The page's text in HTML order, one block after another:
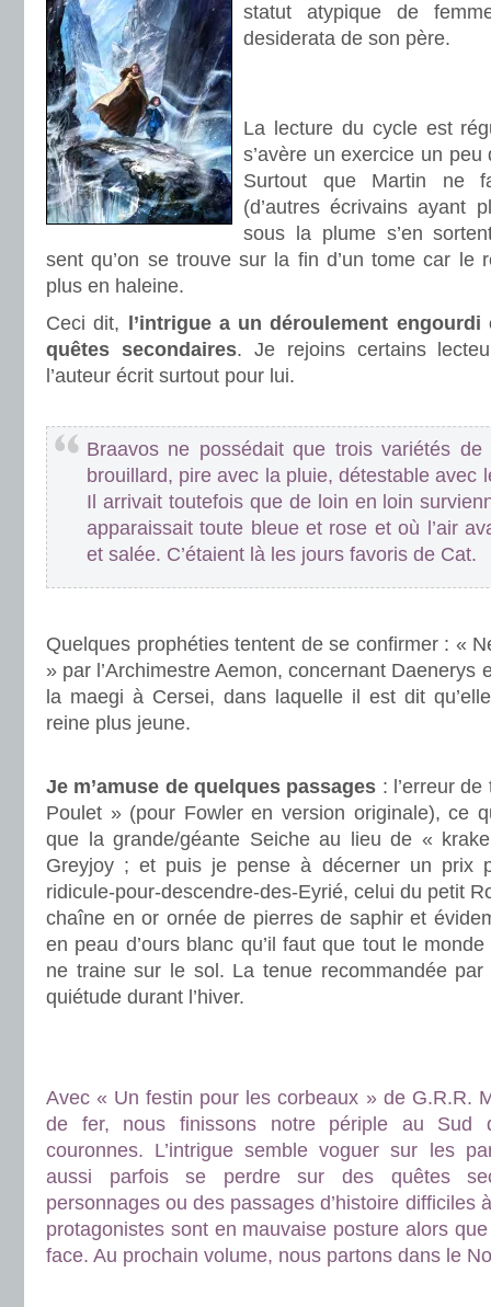
statut atypique de
desiderata de son père.
La lecture du cycle est
s’avère un exercice un
Surtout que Martin ne
(d’autres écrivains ayant
sous la plume s’en
sent qu’on se trouve sur la fin d’un tome car le
plus en haleine.
Ceci dit,
l’intrigue a un déroulement
quêtes secondaires. Je rejoins certains
l’auteur écrit surtout pour lui.
Braavos ne possédait que trois variétés
brouillard, pire avec la pluie, détestable avec
Il arrivait toutefois que de loin en loin
apparaissait toute bleue et rose et où l’air
et salée. C’étaient là les jours favoris de Cat.
Quelques prophéties tentent de se confirmer : «
» par l’Archimestre Aemon, concernant Daenerys
la maegi à Cersei, dans laquelle il est dit
reine plus jeune.
Je m’amuse de quelques passages : l’erreur
Poulet » (pour Fowler en version originale), ce
que la grande/géante Seiche au lieu de «
Greyjoy ; et puis je pense à décerner un prix
ridicule-pour-descendre-des-Eyrié, celui du petit
chaîne en or ornée de pierres de saphir et
en peau d’ours blanc qu’il faut que tout le
ne traine sur le sol. La tenue recommandée
quiétude durant l’hiver.
Avec « Un festin pour les corbeaux » de G.R.R.
de fer, nous finissons notre périple au Sud
couronnes. L’intrigue semble voguer sur les
aussi parfois se perdre sur des quêtes
personnages ou des passages d’histoire difficiles
protagonistes sont en mauvaise posture alors
face. Au prochain volume, nous partons dans le